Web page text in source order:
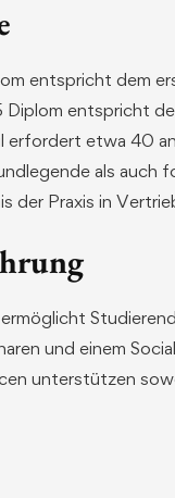
entspricht dem
entspricht
etwa 40
als auch
der Praxis in
und einem
unterstützen